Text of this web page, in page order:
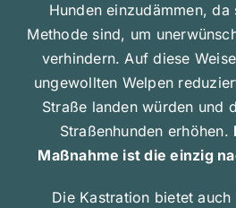
Hunden einzudämmen,
Methode sind, um
verhindern. Auf diese
ungewollten Welpen
Straße landen würden und
Straßenhunden erhöhen.
Maßnahme ist die einzig
Die Kastration bietet